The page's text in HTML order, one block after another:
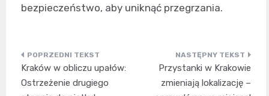
bezpieczeństwo, aby uniknąć przegrzania.
Nawigacja
wpisu
Kraków w obliczu upałów:
Ostrzeżenie drugiego
Przystanki w Krakowie
zmieniają lokalizację –